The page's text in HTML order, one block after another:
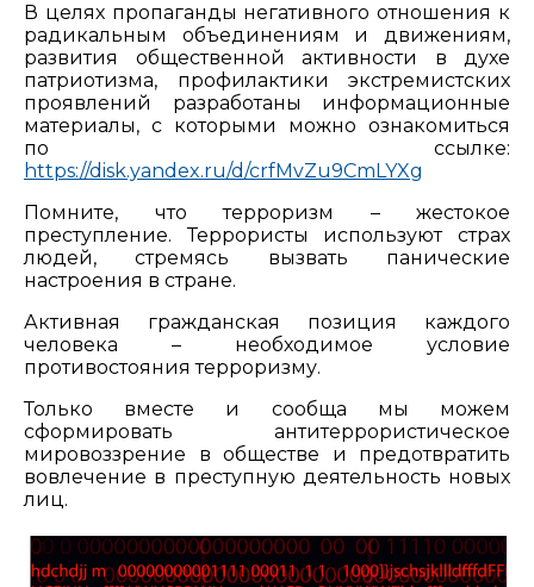
В целях пропаганды негативного отношения к
радикальным объединениям и движениям,
развития общественной активности в духе
патриотизма, профилактики экстремистских
проявлений разработаны информационные
материалы, с которыми можно ознакомиться
по ссылке:
https://disk.yandex.ru/d/crfMvZu9CmLYXg
Помните, что терроризм – жестокое
преступление. Террористы используют страх
людей, стремясь вызвать панические
настроения в стране.
Активная гражданская позиция каждого
человека – необходимое условие
противостояния терроризму.
Только вместе и сообща мы можем
сформировать антитеррористическое
мировоззрение в обществе и предотвратить
вовлечение в преступную деятельность новых
лиц.